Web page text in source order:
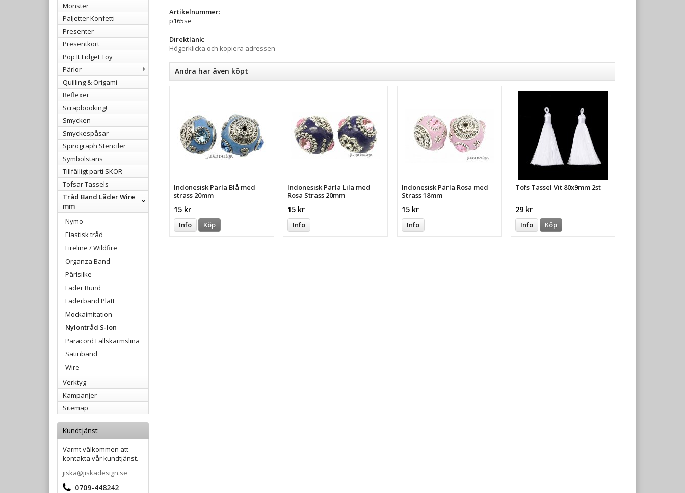
Mönster
Paljetter Konfetti
Presenter
Presentkort
Pop It Fidget Toy
Pärlor
Quilling & Origami
Reflexer
Scrapbooking!
Smycken
Smyckespåsar
Spirograph Stenciler
Symbolstans
Tillfälligt parti SKOR
Tofsar Tassels
Tråd Band Läder Wire
mm
Nymo
Elastisk tråd
Fireline / Wildfire
Organza Band
Pärlsilke
Läder Rund
Läderband Platt
Mockaimitation
Nylontråd S-lon
Paracord Fallskärmslina
Satinband
Wire
Verktyg
Kampanjer
Sitemap
Kundtjänst
Varmt välkommen att
kontakta vår kundtjänst.
jiska@jiskadesign.se
0709-448242
Artikelnummer:
p165se
Direktlänk:
Högerklicka och kopiera adressen
Andra har även köpt
Indonesisk Pärla Blå med
strass 20mm
15 kr
Info Köp
Indonesisk Pärla Lila med
Rosa Strass 20mm
15 kr
Info
Indonesisk Pärla Rosa med
Strass 18mm
15 kr
Info
Tofs Tassel Vit 80x9mm 2st
29 kr
Info Köp